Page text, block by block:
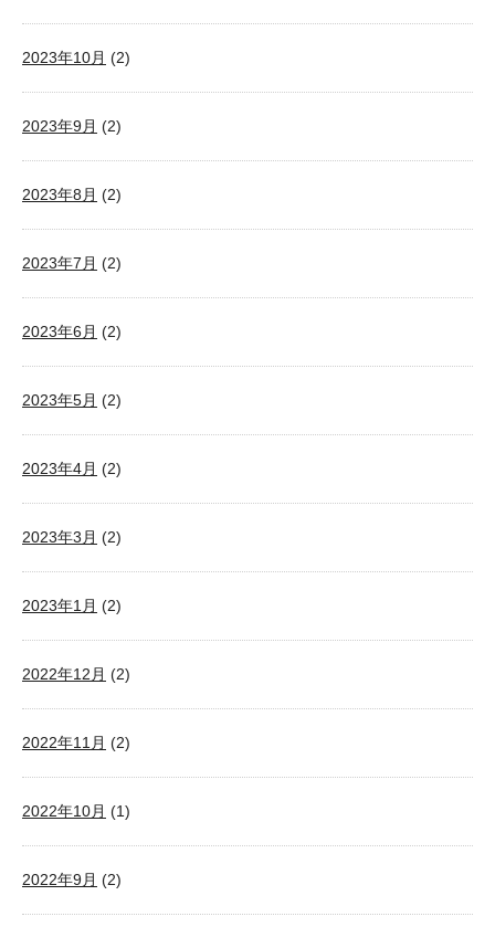
2023年10月 (2)
2023年9月 (2)
2023年8月 (2)
2023年7月 (2)
2023年6月 (2)
2023年5月 (2)
2023年4月 (2)
2023年3月 (2)
2023年1月 (2)
2022年12月 (2)
2022年11月 (2)
2022年10月 (1)
2022年9月 (2)